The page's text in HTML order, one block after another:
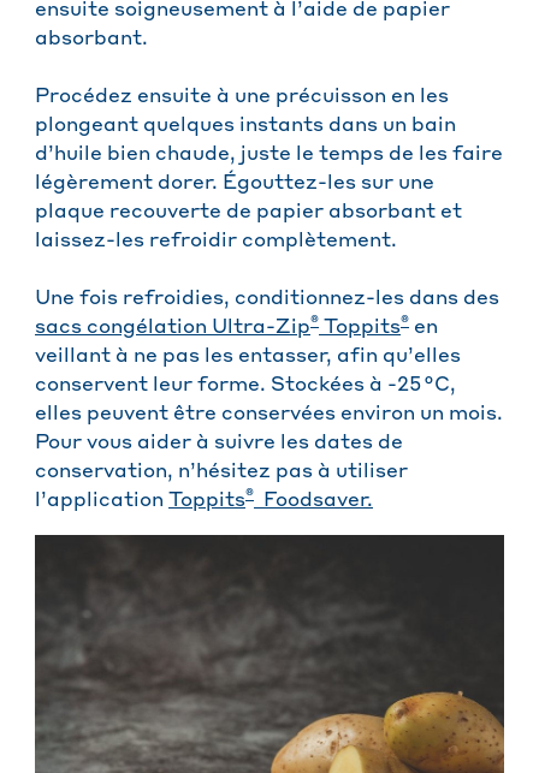
ensuite soigneusement à l’aide de papier
absorbant.
Procédez ensuite à une précuisson en les
plongeant quelques instants dans un bain
d’huile bien chaude, juste le temps de les faire
légèrement dorer. Égouttez-les sur une
plaque recouverte de papier absorbant et
laissez-les refroidir complètement.
Une fois refroidies, conditionnez-les dans des
sacs congélation Ultra-Zip® Toppits® en
veillant à ne pas les entasser, afin qu’elles
conservent leur forme. Stockées à -25 °C,
elles peuvent être conservées environ un mois.
Pour vous aider à suivre les dates de
conservation, n’hésitez pas à utiliser
l’application
Toppits® Foodsaver.